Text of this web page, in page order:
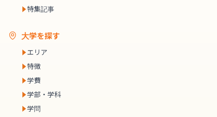
特集記事
大学を探す
エリア
特徴
学費
学部・学科
学問